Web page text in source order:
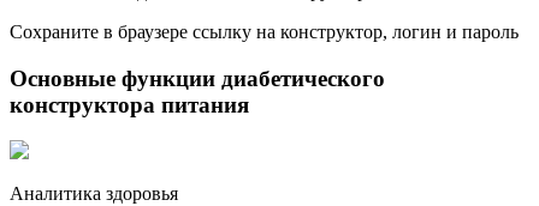
Сохраните в браузере ссылку на конструктор, логин и пароль
Основные функции диабетического
конструктора питания
Аналитика здоровья